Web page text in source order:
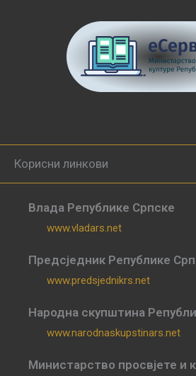
Корисни линкови
Влада Републике Српске
www.vladars.net
Предсједник Републике
www.predsjednikrs.net
Народна скупштина
www.narodnaskupstinars.net
Министарство просвјете и